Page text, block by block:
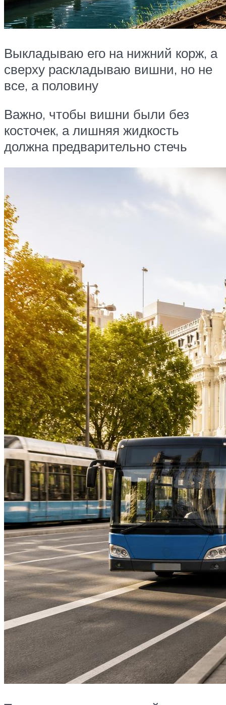
Выкладываю его на нижний корж, а
сверху раскладываю вишни, но не
все, а половину
Важно, чтобы вишни были без
косточек, а лишняя жидкость
должна предварительно стечь